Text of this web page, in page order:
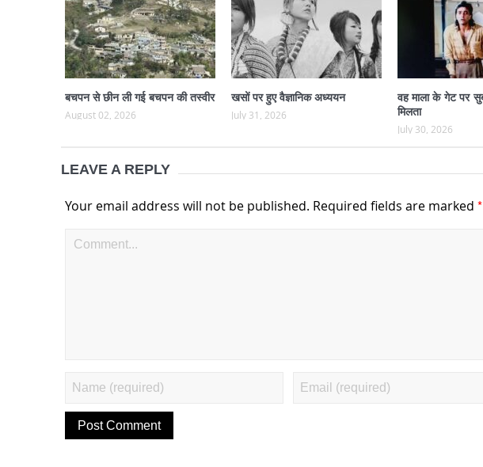
बचपन से छीन ली गई बचपन की तस्वीर
August 02, 2026
खसों पर हुए वैज्ञानिक अध्ययन
July 31, 2026
वह माला के गेट पर
मिलता
July 30, 2026
LEAVE A REPLY
Your email address will not be published. Required fields are marked *